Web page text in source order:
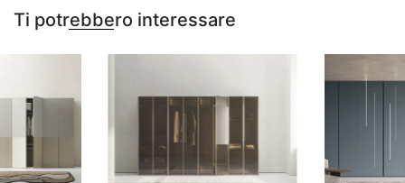
Ti potrebbero interessare